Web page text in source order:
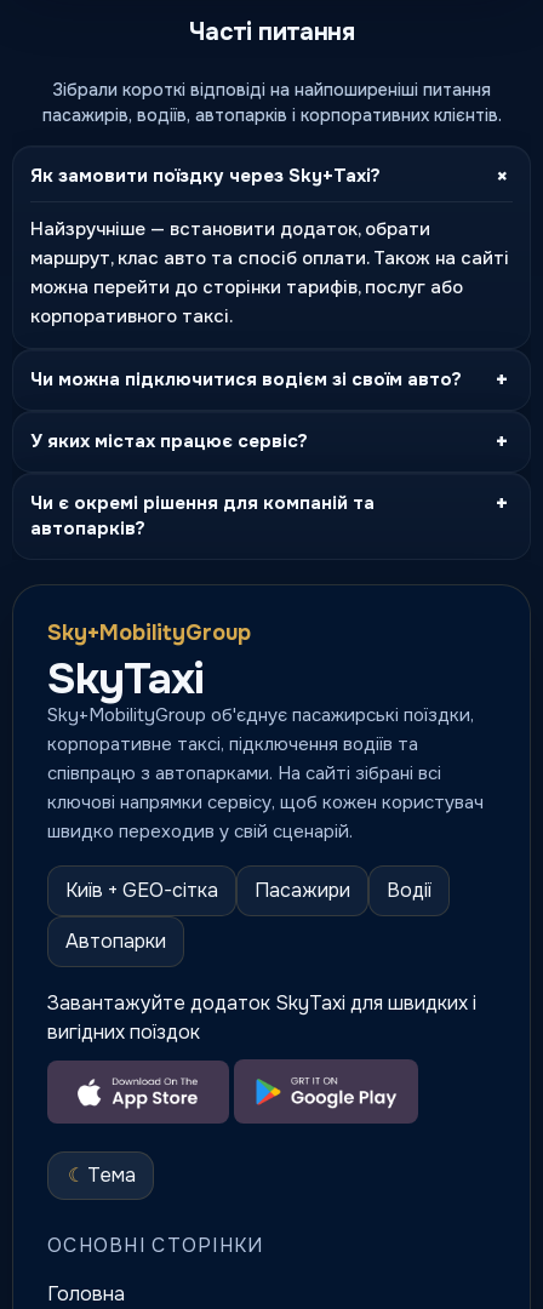
Часті питання
Зібрали короткі відповіді на найпоширеніші питання
пасажирів, водіїв, автопарків і корпоративних клієнтів.
Як замовити поїздку через Sky+Taxi? +
Найзручніше — встановити додаток, обрати
маршрут, клас авто та спосіб оплати. Також на сайті
можна перейти до сторінки тарифів, послуг або
корпоративного таксі.
Чи можна підключитися водієм зі своїм авто? +
У яких містах працює сервіс? +
Чи є окремі рішення для компаній та
автопарків?
+
Sky+MobilityGroup
SkyTaxi
Sky+MobilityGroup об'єднує пасажирські поїздки,
корпоративне таксі, підключення водіїв та
співпрацю з автопарками. На сайті зібрані всі
ключові напрямки сервісу, щоб кожен користувач
швидко переходив у свій сценарій.
Київ + GEO-сітка Пасажири
Водії
Автопарки
Завантажуйте додаток SkyTaxi для швидких і
вигідних поїздок
☾ Тема
ОСНОВНІ СТОРІНКИ
Головна